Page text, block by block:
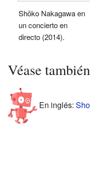
Shōko Nakagawa en
un concierto en
directo (2014).
Véase también
En inglés: